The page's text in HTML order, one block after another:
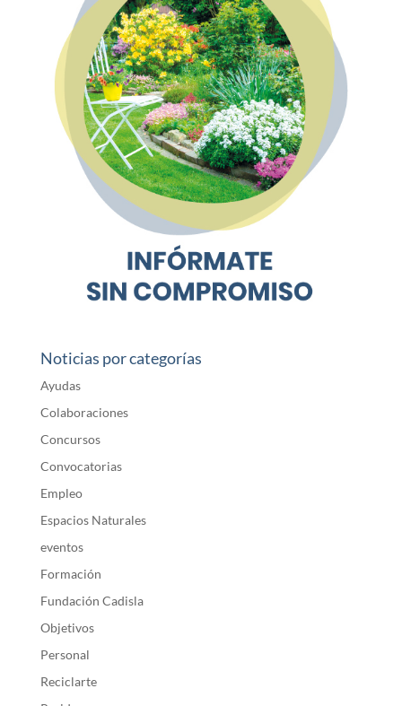
Noticias por categorías
Ayudas
Colaboraciones
Concursos
Convocatorias
Empleo
Espacios Naturales
eventos
Formación
Fundación Cadisla
Objetivos
Personal
Reciclarte